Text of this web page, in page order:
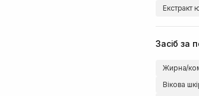
Екстракт
Засіб за
Жирна/
Вікова